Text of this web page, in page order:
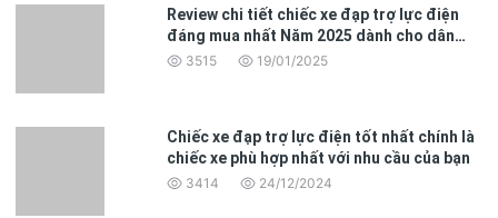
Review chi tiết chiếc xe đạp trợ lực điện
đáng mua nhất Năm 2025 dành cho dân
văn phòng
3515 19/01/2025
Chiếc xe đạp trợ lực điện tốt nhất chính là
chiếc xe phù hợp nhất với nhu cầu của bạn
3414 24/12/2024